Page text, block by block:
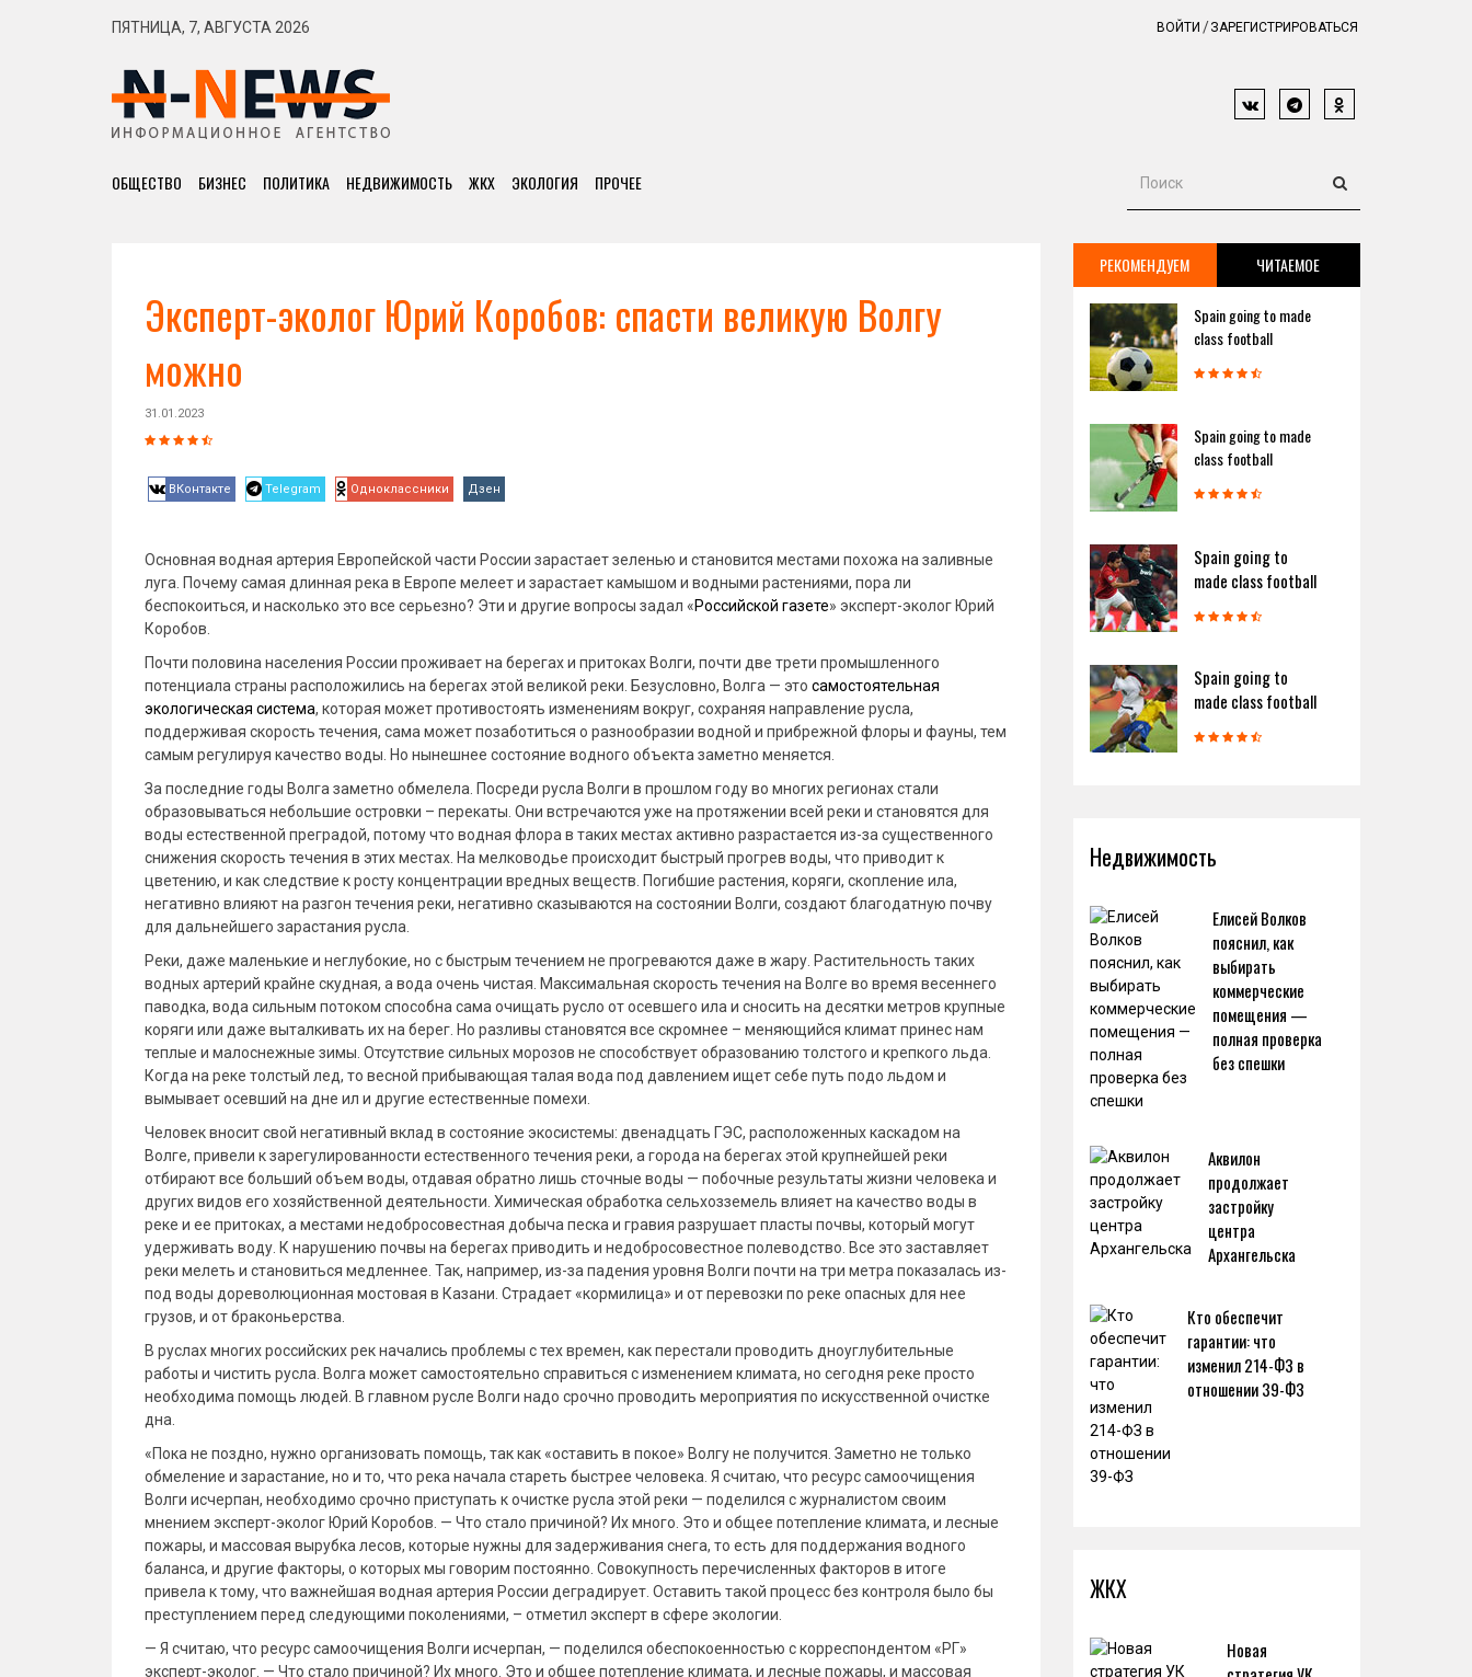
ПЯТНИЦА, 7, АВГУСТА 2026 ВОЙТИ ЗАРЕГИСТРИРОВАТЬСЯ
ОБЩЕСТВО БИЗНЕС ПОЛИТИКА НЕДВИЖИМОСТЬ ЖКХ ЭКОЛОГИЯ ПРОЧЕЕ
Эксперт-эколог Юрий Коробов: спасти великую Волгу
можно
31.01.2023
ВКонтакте Telegram Одноклассники Дзен
Основная водная артерия Европейской части России зарастает зеленью и становится местами похожа на заливные
луга. Почему самая длинная река в Европе мелеет и зарастает камышом и водными растениями, пора ли
беспокоиться, и насколько это все серьезно? Эти и другие вопросы задал «Российской газете» эксперт-эколог Юрий
Коробов.
Почти половина населения России проживает на берегах и притоках Волги, почти две трети промышленного
потенциала страны расположились на берегах этой великой реки. Безусловно, Волга — это самостоятельная
экологическая система, которая может противостоять изменениям вокруг, сохраняя направление русла,
поддерживая скорость течения, сама может позаботиться о разнообразии водной и прибрежной флоры и фауны, тем
самым регулируя качество воды. Но нынешнее состояние водного объекта заметно меняется.
За последние годы Волга заметно обмелела. Посреди русла Волги в прошлом году во многих регионах стали
образовываться небольшие островки – перекаты. Они встречаются уже на протяжении всей реки и становятся для
воды естественной преградой, потому что водная флора в таких местах активно разрастается из-за существенного
снижения скорость течения в этих местах. На мелководье происходит быстрый прогрев воды, что приводит к
цветению, и как следствие к росту концентрации вредных веществ. Погибшие растения, коряги, скопление ила,
негативно влияют на разгон течения реки, негативно сказываются на состоянии Волги, создают благодатную почву
для дальнейшего зарастания русла.
Реки, даже маленькие и неглубокие, но с быстрым течением не прогреваются даже в жару. Растительность таких
водных артерий крайне скудная, а вода очень чистая. Максимальная скорость течения на Волге во время весеннего
паводка, вода сильным потоком способна сама очищать русло от осевшего ила и сносить на десятки метров крупные
коряги или даже выталкивать их на берег. Но разливы становятся все скромнее – меняющийся климат принес нам
теплые и малоснежные зимы. Отсутствие сильных морозов не способствует образованию толстого и крепкого льда.
Когда на реке толстый лед, то весной прибывающая талая вода под давлением ищет себе путь подо льдом и
вымывает осевший на дне ил и другие естественные помехи.
Человек вносит свой негативный вклад в состояние экосистемы: двенадцать ГЭС, расположенных каскадом на
Волге, привели к зарегулированности естественного течения реки, а города на берегах этой крупнейшей реки
отбирают все больший объем воды, отдавая обратно лишь сточные воды — побочные результаты жизни человека и
других видов его хозяйственной деятельности. Химическая обработка сельхозземель влияет на качество воды в
реке и ее притоках, а местами недобросовестная добыча песка и гравия разрушает пласты почвы, который могут
удерживать воду. К нарушению почвы на берегах приводить и недобросовестное полеводство. Все это заставляет
реки мелеть и становиться медленнее. Так, например, из-за падения уровня Волги почти на три метра показалась из-
под воды дореволюционная мостовая в Казани. Страдает «кормилица» и от перевозки по реке опасных для нее
грузов, и от браконьерства.
В руслах многих российских рек начались проблемы с тех времен, как перестали проводить дноуглубительные
работы и чистить русла. Волга может самостоятельно справиться с изменением климата, но сегодня реке просто
необходима помощь людей. В главном русле Волги надо срочно проводить мероприятия по искусственной очистке
дна.
«Пока не поздно, нужно организовать помощь, так как «оставить в покое» Волгу не получится. Заметно не только
обмеление и зарастание, но и то, что река начала стареть быстрее человека. Я считаю, что ресурс самоочищения
Волги исчерпан, необходимо срочно приступать к очистке русла этой реки — поделился с журналистом своим
мнением эксперт-эколог Юрий Коробов. — Что стало причиной? Их много. Это и общее потепление климата, и лесные
пожары, и массовая вырубка лесов, которые нужны для задерживания снега, то есть для поддержания водного
баланса, и другие факторы, о которых мы говорим постоянно. Совокупность перечисленных факторов в итоге
привела к тому, что важнейшая водная артерия России деградирует. Оставить такой процесс без контроля было бы
преступлением перед следующими поколениями, – отметил эксперт в сфере экологии.
— Я считаю, что ресурс самоочищения Волги исчерпан, — поделился обеспокоенностью с корреспондентом «РГ»
эксперт-эколог. — Что стало причиной? Их много. Это и общее потепление климата, и лесные пожары, и массовая
РЕКОМЕНДУЕМ ЧИТАЕМОЕ
Spain going to made
class football
Spain going to made
class football
Spain going to
made class football
Spain going to
made class football
Недвижимость
Елисей Волков
пояснил, как
выбирать
коммерческие
помещения —
полная проверка
без спешки
Аквилон
продолжает
застройку
центра
Архангельска
Кто обеспечит
гарантии: что
изменил 214-ФЗ в
отношении 39-ФЗ
ЖКХ
Новая